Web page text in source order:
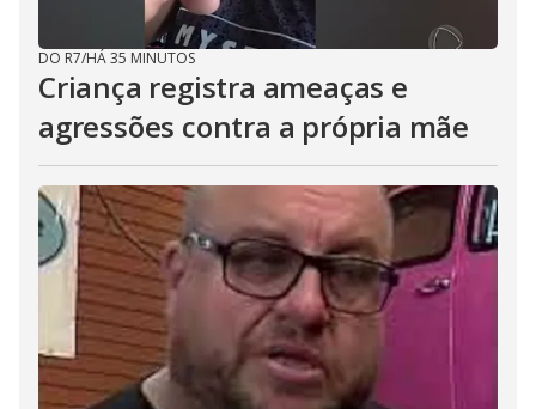
DO R7/HÁ 35 MINUTOS
Criança registra ameaças e
agressões contra a própria mãe